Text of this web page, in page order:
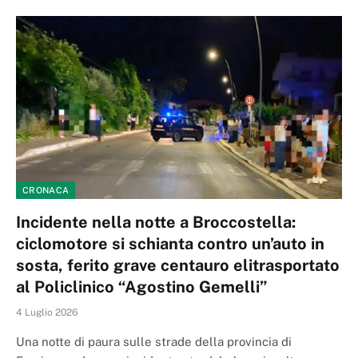
CRONACA
Incidente nella notte a Broccostella:
ciclomotore si schianta contro un’auto in
sosta, ferito grave centauro elitrasportato
al Policlinico “Agostino Gemelli”
4 Luglio 2026
Una notte di paura sulle strade della provincia di